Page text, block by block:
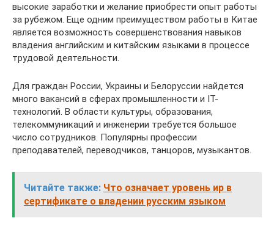
высокие заработки и желание приобрести опыт работы
за рубежом. Еще одним преимуществом работы в Китае
является возможность совершенствования навыков
владения английским и китайским языками в процессе
трудовой деятельности.
Для граждан России, Украины и Белоруссии найдется
много вакансий в сферах промышленности и IT-
технологий. В области культуры, образования,
телекоммуникаций и инженерии требуется большое
число сотрудников. Популярны профессии
преподавателей, переводчиков, танцоров, музыкантов.
Читайте также: Что означает уровень ир в
сертификате о владении русским языком